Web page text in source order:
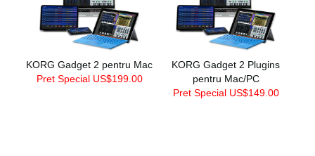
KORG Gadget 2 pentru Mac
Pret Special US$199.00
KORG Gadget 2 Plugins
pentru Mac/PC
Pret Special US$149.00